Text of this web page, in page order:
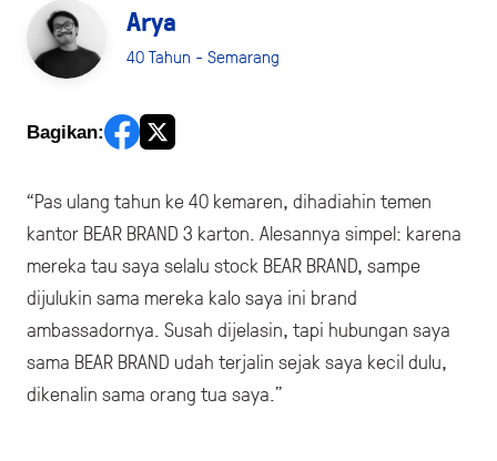
Arya
40 Tahun - Semarang
Bagikan:
“Pas ulang tahun ke 40 kemaren, dihadiahin temen
kantor BEAR BRAND 3 karton. Alesannya simpel: karena
mereka tau saya selalu stock BEAR BRAND, sampe
dijulukin sama mereka kalo saya ini brand
ambassadornya. Susah dijelasin, tapi hubungan saya
sama BEAR BRAND udah terjalin sejak saya kecil dulu,
dikenalin sama orang tua saya.”